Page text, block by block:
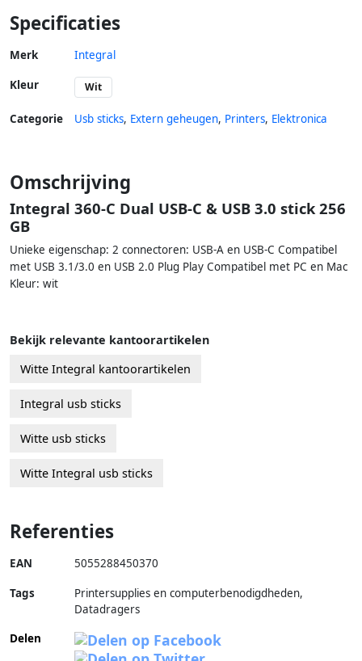
Specificaties
Merk Integral
Kleur Wit
Categorie Usb sticks, Extern geheugen, Printers, Elektronica
Omschrijving
Integral 360-C Dual USB-C & USB 3.0 stick 256
GB
Unieke eigenschap: 2 connectoren: USB-A en USB-C Compatibel
met USB 3.1/3.0 en USB 2.0 Plug Play Compatibel met PC en Mac
Kleur: wit
Bekijk relevante kantoorartikelen
Witte Integral kantoorartikelen
Integral usb sticks
Witte usb sticks
Witte Integral usb sticks
Referenties
EAN 5055288450370
Tags
Printersupplies en computerbenodigdheden,
Datadragers
Delen